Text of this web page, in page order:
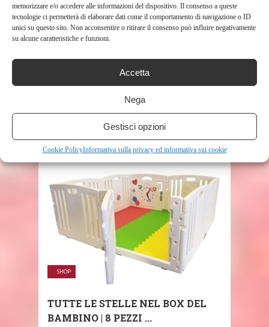
memorizzare e/o accedere alle informazioni del dispositivo. Il consenso a queste
tecnologie ci permetterà di elaborare dati come il comportamento di navigazione o ID
unici su questo sito. Non acconsentire o ritirare il consenso può influire negativamente
su alcune caratteristiche e funzioni.
Accetta
Nega
Gestisci opzioni
Cookie PolicyInformativa sulla privacy ed informativa sui cookie
LEVI’S KIDS LVB PULL-ON
SHOP
TUTTE LE STELLE NEL BOX DEL
BAMBINO | 8 PEZZI ...